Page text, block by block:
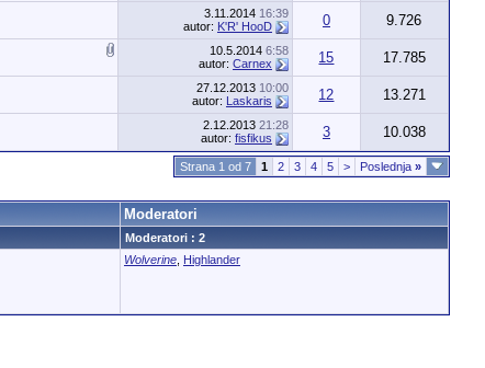
3.11.2014 16:39
autor: K'R' HooD 0
9.726
10.5.2014 6:58
autor: Carnex 15
17.785
27.12.2013 10:00
autor: Laskaris 12
13.271
2.12.2013 21:28
autor: fisfikus 3 10.038
Strana 1 od 7 1 2 3 4 5 > Poslednja »
Moderatori
Moderatori : 2
Wolverine, Highlander